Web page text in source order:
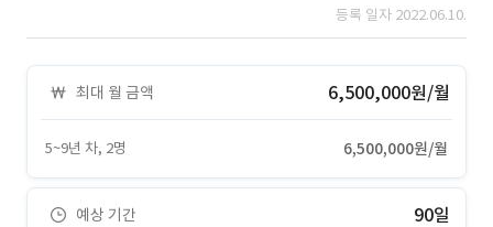
등록 일자 2022.06.10.
최대 월 금액 6,500,000원/월
5~9년 차, 2명 6,500,000원/월
예상 기간 90일